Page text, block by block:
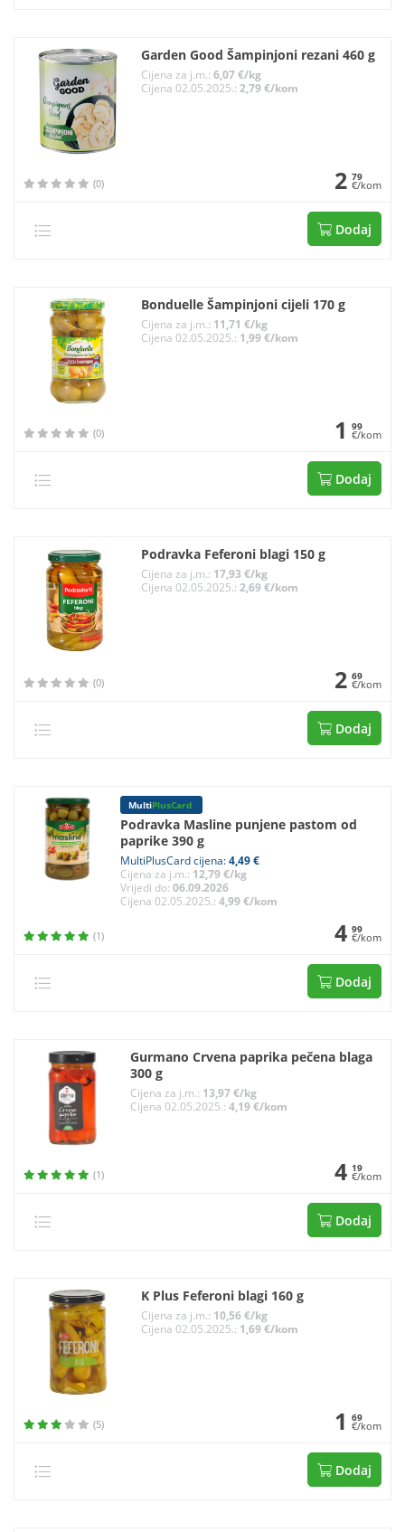
Garden Good Šampinjoni rezani 460 g
Cijena za j.m.: 6,07 €/kg
Cijena 02.05.2025.: 2,79 €/kom
(0) 2 79
€/kom
Dodaj
Bonduelle Šampinjoni cijeli 170 g
Cijena za j.m.: 11,71 €/kg
Cijena 02.05.2025.: 1,99 €/kom
(0) 1 99
€/kom
Dodaj
Podravka Feferoni blagi 150 g
Cijena za j.m.: 17,93 €/kg
Cijena 02.05.2025.: 2,69 €/kom
(0) 2 69
€/kom
Dodaj
MultiPlusCard
Podravka Masline punjene pastom od
paprike 390 g
MultiPlusCard cijena:4,49 €
Cijena za j.m.: 12,79 €/kg
Vrijedi do: 06.09.2026
Cijena 02.05.2025.: 4,99 €/kom
(1) 4 99
€/kom
Dodaj
Gurmano Crvena paprika pečena blaga
300 g
Cijena za j.m.: 13,97 €/kg
Cijena 02.05.2025.:4,19 €/kom
(1) 4 19
€/kom
Dodaj
K Plus Feferoni blagi 160 g
Cijena za j.m.: 10,56 €/kg
Cijena 02.05.2025.: 1,69 €/kom
(5) 1 69
€/kom
Dodaj